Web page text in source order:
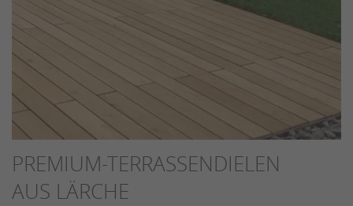
PREMIUM-TERRASSENDIELEN
AUS LÄRCHE